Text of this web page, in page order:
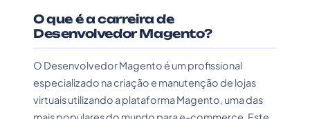
O que é a carreira de
Desenvolvedor Magento?
O Desenvolvedor Magento é um profissional
especializado na criação e manutenção de lojas
virtuais utilizando a plataforma Magento, uma das